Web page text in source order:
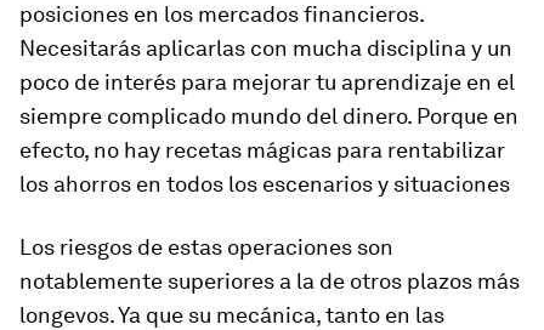
posiciones en los mercados financieros.
Necesitarás aplicarlas con mucha disciplina y un
poco de interés para mejorar tu aprendizaje en el
siempre complicado mundo del dinero. Porque en
efecto, no hay recetas mágicas para rentabilizar
los ahorros en todos los escenarios y situaciones
Los riesgos de estas operaciones son
notablemente superiores a la de otros plazos más
longevos. Ya que su mecánica, tanto en las